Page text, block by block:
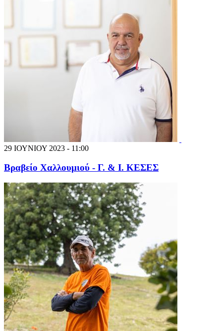
29 ΙΟΥΝΙΟΥ 2023 - 11:00
Βραβείο Χαλλουμιού - Γ. & Ι. ΚΕΣΕΣ